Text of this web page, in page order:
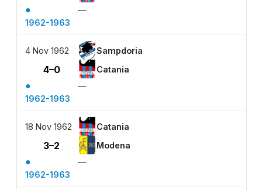
●
—
1962-1963
4 Nov 1962 Sampdoria
4–0 Catania
●
—
1962-1963
18 Nov 1962 Catania
3–2 Modena
●
—
1962-1963